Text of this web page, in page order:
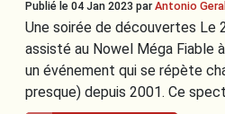
Publié le 04 Jan 2023 parAntonio
Une soirée de découvertes Le
assisté au Nowel Méga Fiable
un événement qui se répète
presque) depuis 2001. Ce